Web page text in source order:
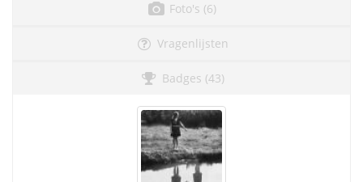
Foto's (6)
Vragenlijsten
Badges (43)